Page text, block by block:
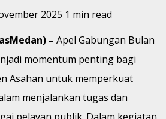
2025 1 min read
– Apel Gabungan Bulan
momentum penting bagi
Asahan untuk memperkuat
menjalankan tugas dan
pelayan publik. Dalam kegiatan